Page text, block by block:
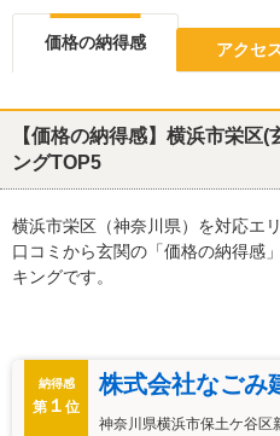
価格の納得感 アクセ
【価格の納得感】横浜市栄区
ングTOP5
横浜市栄区（神奈川県）を対応エ
口コミから玄関の「価格の納得感
キングです。
納得感
第 １ 位
株式会社なごみ
神奈川県横浜市保土ケ谷区